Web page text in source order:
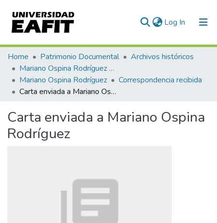
Log In (current)
Communities & Collections
All of DSpace
Statistics
Home Patrimonio Documental
Archivos históricos
Mariano Ospina Rodríguez (1826 -1912)
Mariano Ospina Rodríguez
Correspondencia recibida
Carta enviada a Mariano Ospina Rodríguez
Carta enviada a Mariano Ospina
Rodríguez